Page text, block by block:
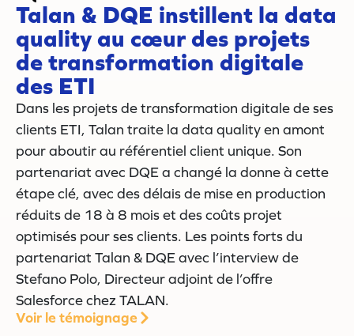
Talan & DQE instillent la data
quality au cœur des projets
de transformation digitale
des ETI
Dans les projets de transformation digitale de ses
clients ETI, Talan traite la data quality en amont
pour aboutir au référentiel client unique. Son
partenariat avec DQE a changé la donne à cette
étape clé, avec des délais de mise en production
réduits de 18 à 8 mois et des coûts projet
optimisés pour ses clients. Les points forts du
partenariat Talan & DQE avec l’interview de
Stefano Polo, Directeur adjoint de l’offre
Salesforce chez TALAN.
Voir le témoignage